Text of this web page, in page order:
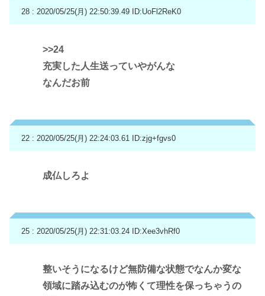
28 : 2020/05/25(月) 22:50:39.49 ID:UoFl2ReK0
>>24
充実した人生送っていやがんな
なんだお前
22 : 2020/05/25(月) 22:24:03.61 ID:zjg+fgvs0
成仏しろよ
25 : 2020/05/25(月) 22:31:03.24 ID:Xee3vhRf0
整いそうになるけど無防備な状態でなんか変な
領域に踏み込むのが怖くて理性を保っちゃうの